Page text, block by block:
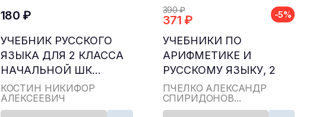
180 ₽
УЧЕБНИК РУССКОГО
ЯЗЫКА ДЛЯ 2 КЛАССА
НАЧАЛЬНОЙ ШК...
КОСТИН НИКИФОР
АЛЕКСЕЕВИЧ
390 ₽
371 ₽ -5%
УЧЕБНИКИ ПО
АРИФМЕТИКЕ И
РУССКОМУ ЯЗЫКУ, 2
КЛАСС...
ПЧЁЛКО АЛЕКСАНДР
СПИРИДОНОВ...